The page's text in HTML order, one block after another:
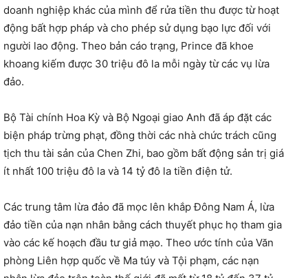
doanh nghiệp khác của mình để rửa tiền thu được từ hoạt
động bất hợp pháp và cho phép sử dụng bạo lực đối với
người lao động. Theo bản cáo trạng, Prince đã khoe
khoang kiếm được 30 triệu đô la mỗi ngày từ các vụ lừa
đảo.
Bộ Tài chính Hoa Kỳ và Bộ Ngoại giao Anh đã áp đặt các
biện pháp trừng phạt, đồng thời các nhà chức trách cũng
tịch thu tài sản của Chen Zhi, bao gồm bất động sản trị giá
ít nhất 100 triệu đô la và 14 tỷ đô la tiền điện tử.
Các trung tâm lừa đảo đã mọc lên khắp Đông Nam Á, lừa
đảo tiền của nạn nhân bằng cách thuyết phục họ tham gia
vào các kế hoạch đầu tư giả mạo. Theo ước tính của Văn
phòng Liên hợp quốc về Ma túy và Tội phạm, các nạn